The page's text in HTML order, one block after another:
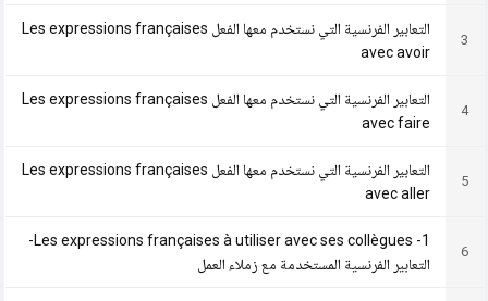
3
التعابير الفرنسية التي نستخدم معها الفعل Les expressions françaises
avec avoir
4
التعابير الفرنسية التي نستخدم معها الفعل Les expressions françaises
avec faire
5
التعابير الفرنسية التي نستخدم معها الفعل Les expressions françaises
avec aller
6
Les expressions françaises à utiliser avec ses collègues -1-
التعابير الفرنسية المستخدمة مع زملاء العمل